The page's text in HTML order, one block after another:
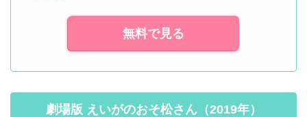
無料で見る
劇場版 えいがのおそ松さん（2019年）